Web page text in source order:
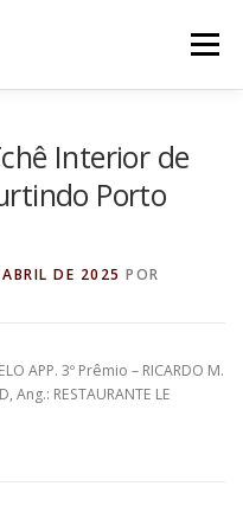
Menu
Interior de
Porto
DE 2025 POR
APP. 3º Prêmio – RICARDO M.
Ang.: RESTAURANTE LE